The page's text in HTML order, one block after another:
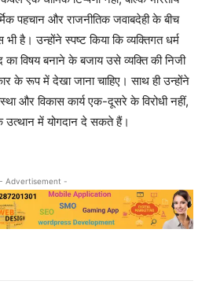
पहचान और राजनीतिक जवाबदेही के बीच
है। उन्होंने स्पष्ट किया कि व्यक्तिगत धर्म
विषय बनाने के बजाय उसे व्यक्ति की निजी
के रूप में देखा जाना चाहिए। साथ ही उन्होंने
और विकास कार्य एक-दूसरे के विरोधी नहीं,
में योगदान दे सकते हैं।
- Advertisement -